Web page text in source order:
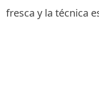
fresca y la técnica